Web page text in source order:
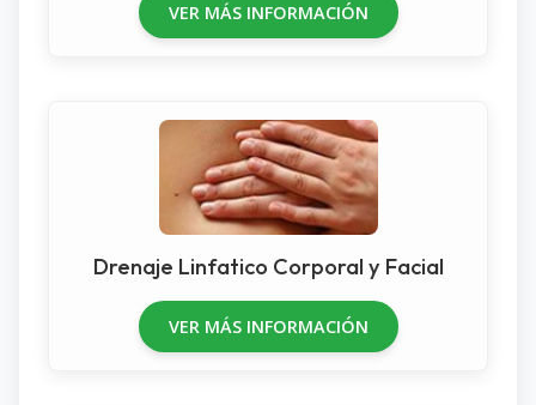
VER MÁS INFORMACIÓN
Drenaje Linfatico Corporal y Facial
VER MÁS INFORMACIÓN